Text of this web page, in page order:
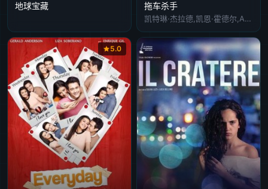
地球宝藏 拖车杀手
凯特琳·杰拉德,凯恩·霍德尔,Abe Bueno-Jallad
5.0